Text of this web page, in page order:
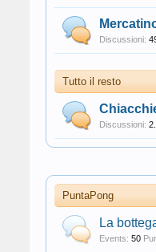
Discussioni:
Tutto il resto
Discussioni:
PuntaPong
La
Events: 50